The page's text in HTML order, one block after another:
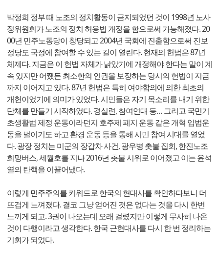
박정희 정부 때 노조의 정치활동이 금지되었던 것이 1998년 노사
정위원회가 노조의 정치 허용법 개정을 함으로써 가능해졌다. 20
00년 민주노동당이 창당되고 2004년 국회에 진출함으로써 진보
정당도 국정에 참여할 수 있는 길이 열린다. 현재의 헌법은 87년
체제다. 지금은 이 헌법 자체가 낡았기에 개정해야 한다는 말이 계
속 있지만 어쨌든 최소한의 인권을 보장하는 당시의 헌법이 지금
까지 이어지고 있다. 87년 헌법은 특히 여야합의에 의한 최초의
개헌이었기에 의미가 있었다. 시민들은 자기 목소리를 내기 위한
단체를 만들기 시작하였다. 경실련, 참여연대 등… 그리고 국민기
초생활법 제정 운동이라던지 호주제 폐지 운동 같은 개혁 입법운
동을 벌이기도 하고 환경 운동 등을 통해 시민 참여 시대를 열었
다. 광장 정치는 미군의 장갑차 사건, 광우병 촛불 집회, 한진노조
희망버스, 세월호를 지나 2016년 촛불 시위로 이어졌고 이는 윤석
열의 탄핵을 이끌어냈다.
이렇게 민주주의를 키워드로 한국의 현대사를 확인하다보니 더
뜨겁게 느껴졌다. 결코 그냥 얻어진 것은 없다는 것을 다시 한번
느끼게 되고. 3권이 나오는데 오래 걸렸지만 이렇게 무사히 나온
것이 다행이라고 생각한다. 한국 근현대사를 다시 한 번 정리하는
기회가 되었다.